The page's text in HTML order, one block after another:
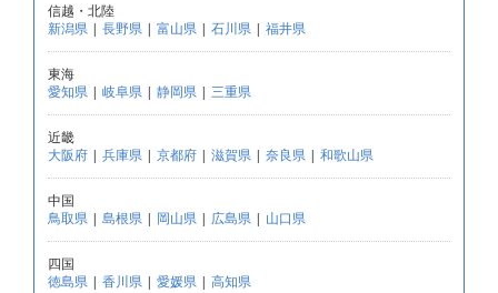
信越・北陸
新潟県 | 長野県 | 富山県 | 石川県 | 福井県
東海
愛知県 | 岐阜県 | 静岡県 | 三重県
近畿
大阪府 | 兵庫県 | 京都府 | 滋賀県 | 奈良県 | 和歌山県
中国
鳥取県 | 島根県 | 岡山県 | 広島県 | 山口県
四国
徳島県 | 香川県 | 愛媛県 | 高知県